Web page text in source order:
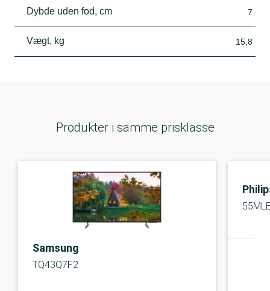
Dybde uden fod, cm 7
Vægt, kg 15,8
Produkter i samme prisklasse
Samsung
TQ43Q7F2